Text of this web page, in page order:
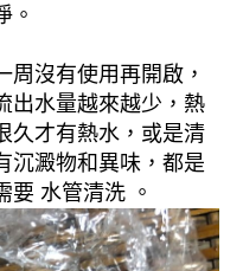
。
沒有使用再開啟，
出水量越來越少，熱
久才有熱水，或是清
沉澱物和異味，都是
要 水管清洗 。